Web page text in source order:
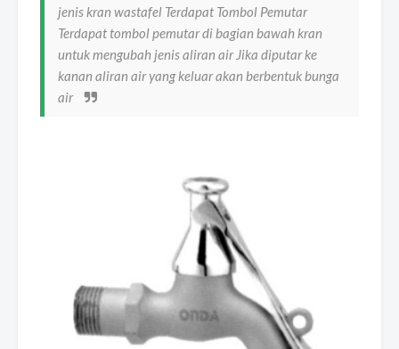
jenis kran wastafel Terdapat Tombol Pemutar
Terdapat tombol pemutar di bagian bawah kran
untuk mengubah jenis aliran air Jika diputar ke
kanan aliran air yang keluar akan berbentuk bunga
air